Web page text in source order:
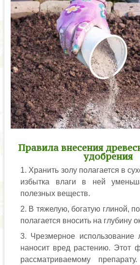
Правила внесения
удобрения
Хранить золу полагается в
избытка влаги в ней
полезных веществ.
В тяжелую, богатую глиной,
полагается вносить на глубину
Чрезмерное использование
наносит вред растению. Этот
рассматриваемому